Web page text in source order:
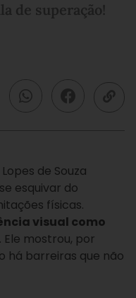
de superação!
de Souza
esquivar do
físicas.
visual como
Ele mostrou, por
há barreiras que não